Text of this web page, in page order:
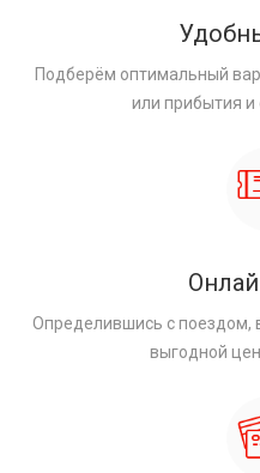
Подберём оптимальный
или прибытия и
Определившись с поездом,
выгодной